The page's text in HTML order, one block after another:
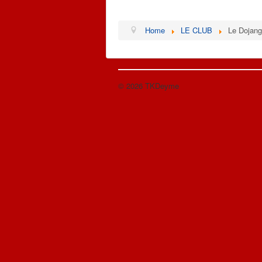
Home LE CLUB Le Dojang
© 2026 TKDeyme